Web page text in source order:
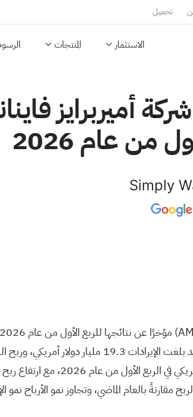
تحميل
الاستثمار المنتجات
من عام 2026
Simply
مقارنةً بالعام الماضي، وتجاوز نمو الأرباح